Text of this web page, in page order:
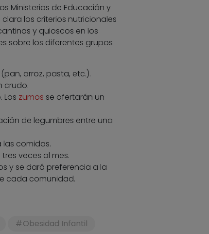
Ministerios de Educación y
los criterios nutricionales
y quioscos en los
sobre los diferentes grupos
(pan, arroz, pasta, etc.).
crudo.
Los zumos se ofertarán un
de legumbres entre una
comidas.
veces al mes.
y se dará preferencia a la
cada comunidad.
Obesidad Infantil